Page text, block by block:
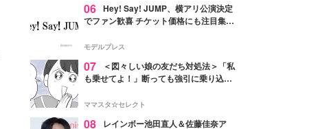
06 Hey! Say! JUMP、横アリ公演決定
でファン歓喜 チケット価格にも注目集ま
モデルプレス
07
＜図々しい娘の友だち対処法＞「私
も乗せてよ！」断っても強引に乗り込ん
ママスタ☆セレクト
08
レインボー池田直人＆佐藤佳奈ア